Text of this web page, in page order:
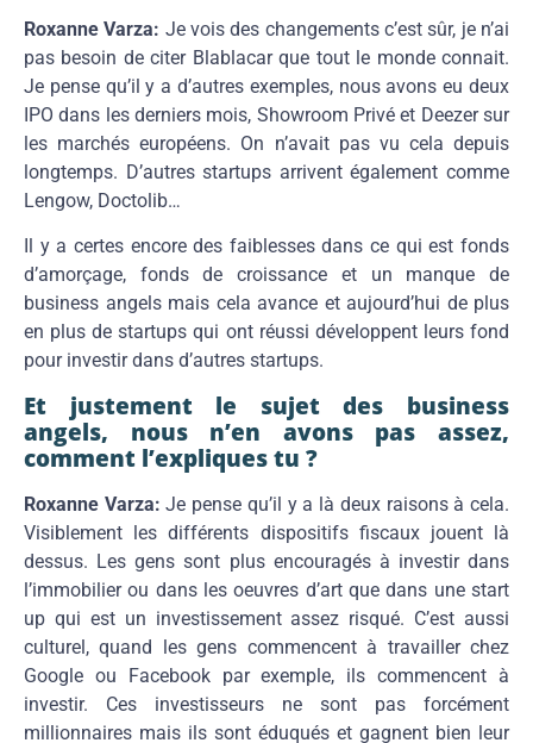
Roxanne Varza: Je vois des changements c’est sûr, je n’ai
pas besoin de citer Blablacar que tout le monde connait.
Je pense qu’il y a d’autres exemples, nous avons eu deux
IPO dans les derniers mois, Showroom Privé et Deezer sur
les marchés européens. On n’avait pas vu cela depuis
longtemps. D’autres startups arrivent également comme
Lengow, Doctolib…
Il y a certes encore des faiblesses dans ce qui est fonds
d’amorçage, fonds de croissance et un manque de
business angels mais cela avance et aujourd’hui de plus
en plus de startups qui ont réussi développent leurs fond
pour investir dans d’autres startups.
Et justement le sujet des business
angels, nous n’en avons pas assez,
comment l’expliques tu ?
Roxanne Varza: Je pense qu’il y a là deux raisons à cela.
Visiblement les différents dispositifs fiscaux jouent là
dessus. Les gens sont plus encouragés à investir dans
l’immobilier ou dans les oeuvres d’art que dans une start
up qui est un investissement assez risqué. C’est aussi
culturel, quand les gens commencent à travailler chez
Google ou Facebook par exemple, ils commencent à
investir. Ces investisseurs ne sont pas forcément
millionnaires mais ils sont éduqués et gagnent bien leur